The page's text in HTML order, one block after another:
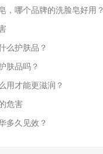
，哪个品牌的洗脸皂好用？
么护肤品？
肤品吗？
用才能更滋润？
危害
多久见效？